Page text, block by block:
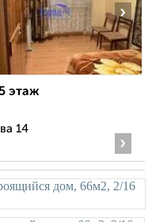
›
этаж
14
›